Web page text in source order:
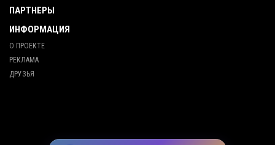
ПАРТНЕРЫ
ИНФОРМАЦИЯ
О ПРОЕКТЕ
РЕКЛАМА
ДРУЗЬЯ